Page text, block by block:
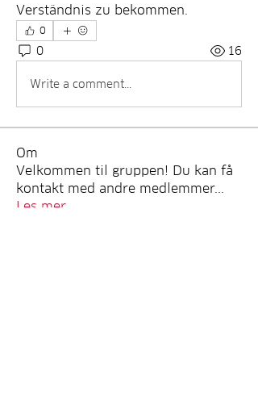
Verständnis zu bekommen.
0
0 16
Write a comment...
Om
Velkommen til gruppen! Du kan få
kontakt med andre medlemmer...
Les mer